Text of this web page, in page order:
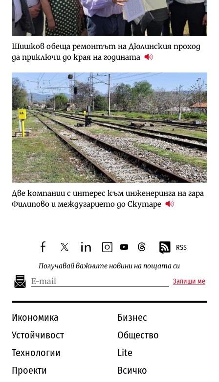
Шишков обеща ремонтът на Дюлинския проход
да приключи до края на годината
Две компании с интерес към инженеринга на гара
Филипово и междугарието до Скутаре
facebooktwitterlinkedininstagram
youtubethreads RSS
Получавай важните новини на пощата си
Запиши ме
Икономика
Бизнес
Устойчивост
Общество
Технологии
Lite
Проекти
Всичко